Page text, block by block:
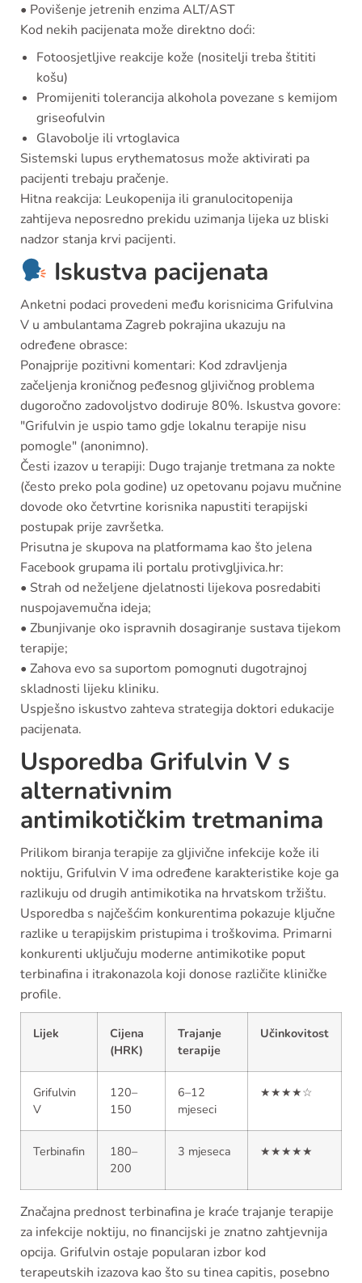
• Povišenje jetrenih enzima ALT/AST
Kod nekih pacijenata može direktno doći:
Fotoosjetljive reakcije kože (nositelji treba štititi
košu)
Promijeniti tolerancija alkohola povezane s kemijom
griseofulvin
Glavobolje ili vrtoglavica
Sistemski lupus erythematosus može aktivirati pa
pacijenti trebaju pračenje.
Hitna reakcija: Leukopenija ili granulocitopenija
zahtijeva neposredno prekidu uzimanja lijeka uz bliski
nadzor stanja krvi pacijenti.
Iskustva pacijenata
Anketni podaci provedeni među korisnicima Grifulvina
V u ambulantama Zagreb pokrajina ukazuju na
određene obrasce:
Ponajprije pozitivni komentari: Kod zdravljenja
začeljenja kroničnog peđesnog gljivičnog problema
dugoročno zadovoljstvo dodiruje 80%. Iskustva govore:
"Grifulvin je uspio tamo gdje lokalnu terapije nisu
pomogle" (anonimno).
Česti izazov u terapiji: Dugo trajanje tretmana za nokte
(često preko pola godine) uz opetovanu pojavu mučnine
dovode oko četvrtine korisnika napustiti terapijski
postupak prije završetka.
Prisutna je skupova na platformama kao što jelena
Facebook grupama ili portalu protivgljivica.hr:
• Strah od neželjene djelatnosti lijekova posredabiti
nuspojavemučna ideja;
• Zbunjivanje oko ispravnih dosagiranje sustava tijekom
terapije;
• Zahova evo sa suportom pomognuti dugotrajnoj
skladnosti lijeku kliniku.
Uspješno iskustvo zahteva strategija doktori edukacije
pacijenata.
Usporedba Grifulvin V s
alternativnim
antimikotičkim tretmanima
Prilikom biranja terapije za gljivične infekcije kože ili
noktiju, Grifulvin V ima određene karakteristike koje ga
razlikuju od drugih antimikotika na hrvatskom tržištu.
Usporedba s najčešćim konkurentima pokazuje ključne
razlike u terapijskim pristupima i troškovima. Primarni
konkurenti uključuju moderne antimikotike poput
terbinafina i itrakonazola koji donose različite kliničke
profile.
Lijek
Cijena
(HRK)
Trajanje
terapije
Učinkovitost
Grifulvin
V
120–
150
6–12
mjeseci
★★★★☆
Terbinafin
180–
200
3 mjeseca ★★★★★
Značajna prednost terbinafina je kraće trajanje terapije
za infekcije noktiju, no financijski je znatno zahtjevnija
opcija. Grifulvin ostaje popularan izbor kod
terapeutskih izazova kao što su tinea capitis, posebno